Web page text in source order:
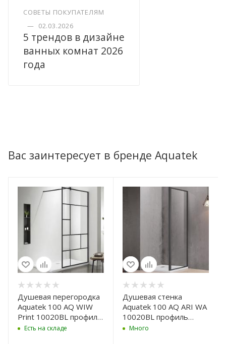
СОВЕТЫ ПОКУПАТЕЛЯМ
— 02.03.2026
5 трендов в дизайне
ванных комнат 2026
года
Вас заинтересует в бренде Aquatek
Душевая перегородка
Aquatek 100 AQ WIW
Print 10020BL профиль
Черный стекло
Есть на складе
Душевая стенка
Aquatek 100 AQ ARI WA
10020BL профиль
Черный стекло
Много